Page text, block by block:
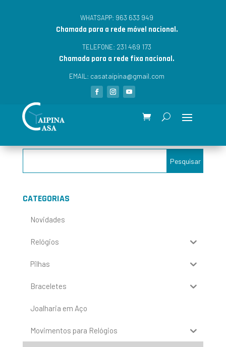
WHATSAPP: 963 633 949
Chamada para a rede móvel nacional.
TELEFONE: 231 469 173
Chamada para a rede fixa nacional.
EMAIL: casataipina@gmail.com
CATEGORIAS
Novidades
Relógios
Pilhas
Braceletes
Joalharia em Aço
Movimentos para Relógios